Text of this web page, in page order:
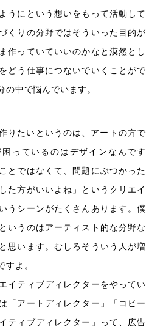
うにという想いをもって活動して
くりの分野ではそういった目的が
作っていていいのかなと漠然とし
どう仕事につないでいくことがで
の中で悩んでいます。
りたいというのは、アートの方で
っているのはデザインなんです
とではなくて、問題にぶつかった
た方がいいよね」というクリエイ
うシーンがたくさんあります。僕
いうのはアーティスト的な分野な
思います。むしろそういう人が増
すよ。
イティブディレクターをやってい
「アートディレクター」「コピー
ティブディレクター」って、広告